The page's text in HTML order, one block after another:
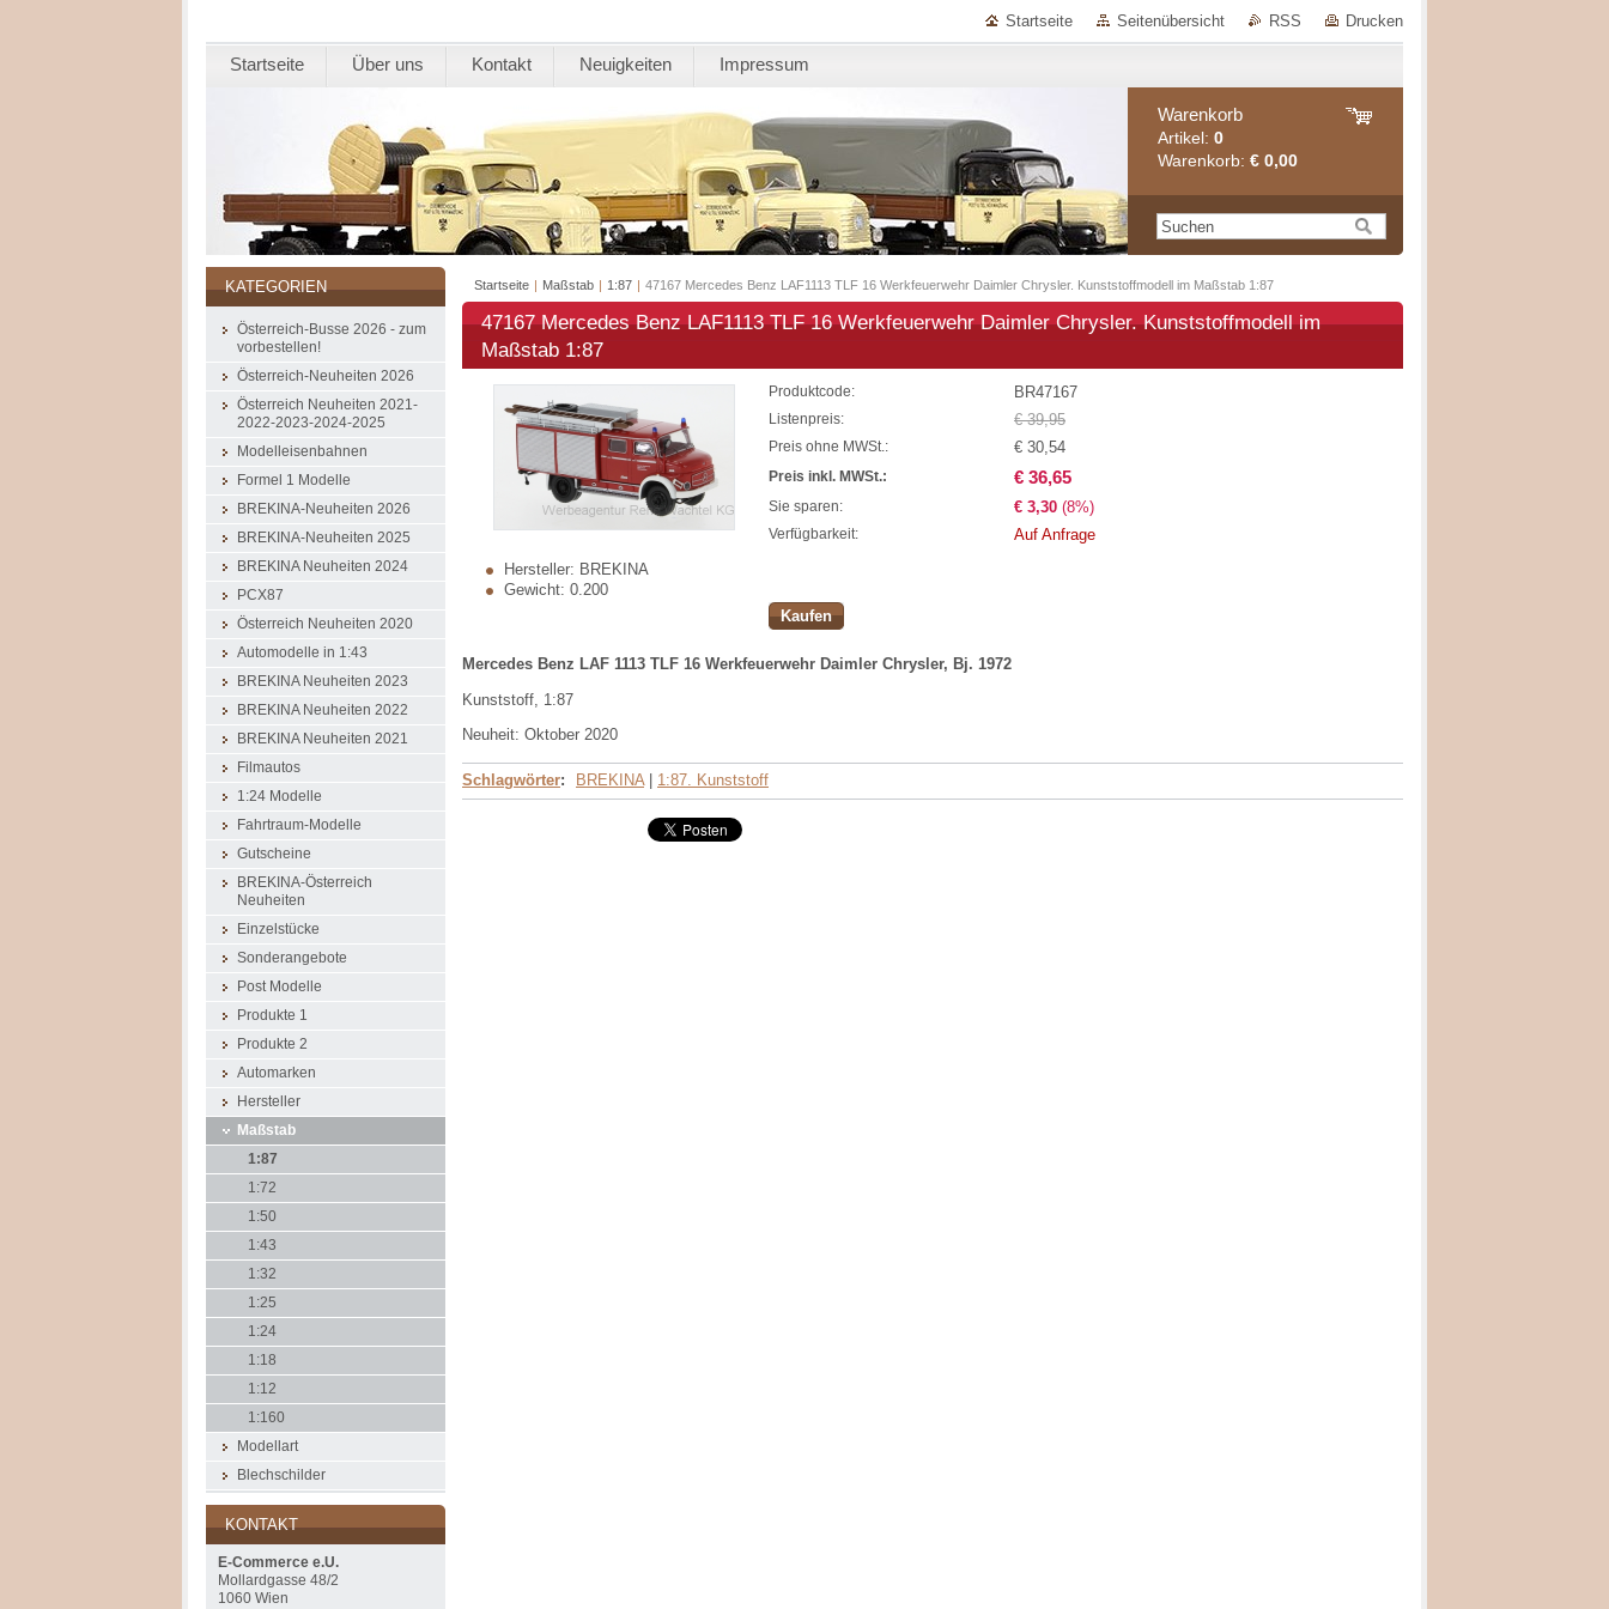
Startseite Seitenübersicht RSS Drucken
Startseite Über uns Kontakt Neuigkeiten Impressum
Warenkorb
Artikel: 0
Warenkorb: € 0,00
Startseite | Maßstab | 1:87 | 47167 Mercedes Benz LAF1113 TLF 16 Werkfeuerwehr Daimler Chrysler. Kunststoffmodell im Maßstab 1:87
47167 Mercedes Benz LAF1113 TLF 16 Werkfeuerwehr Daimler Chrysler. Kunststoffmodell im
Maßstab 1:87
Hersteller: BREKINA
Gewicht: 0.200
Produktcode: BR47167
Listenpreis: € 39,95
Preis ohne MWSt.: € 30,54
Preis inkl. MWSt.: € 36,65
Sie sparen: € 3,30 (8%)
Verfügbarkeit: Auf Anfrage
Kaufen
Mercedes Benz LAF 1113 TLF 16 Werkfeuerwehr Daimler Chrysler, Bj. 1972
Kunststoff, 1:87
Neuheit: Oktober 2020
Schlagwörter: BREKINA 1:87. Kunststoff
KATEGORIEN
Österreich-Busse 2026 - zum
vorbestellen!
Österreich-Neuheiten 2026
Österreich Neuheiten 2021-
2022-2023-2024-2025
Modelleisenbahnen
Formel 1 Modelle
BREKINA-Neuheiten 2026
BREKINA-Neuheiten 2025
BREKINA Neuheiten 2024
PCX87
Österreich Neuheiten 2020
Automodelle in 1:43
BREKINA Neuheiten 2023
BREKINA Neuheiten 2022
BREKINA Neuheiten 2021
Filmautos
1:24 Modelle
Fahrtraum-Modelle
Gutscheine
BREKINA-Österreich
Neuheiten
Einzelstücke
Sonderangebote
Post Modelle
Produkte 1
Produkte 2
Automarken
Hersteller
Maßstab
1:87
1:72
1:50
1:43
1:32
1:25
1:24
1:18
1:12
1:160
Modellart
Blechschilder
KONTAKT
E-Commerce e.U.
Mollardgasse 48/2
1060 Wien